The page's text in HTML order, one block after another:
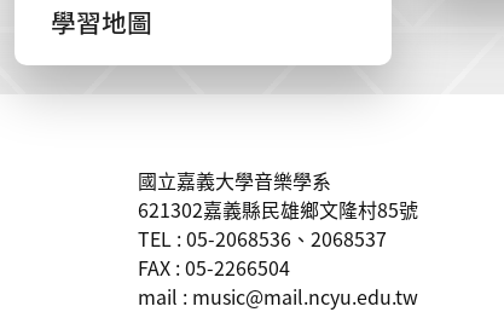
學習地圖
國立嘉義大學音樂學系
621302嘉義縣民雄鄉文隆村85號
TEL : 05-2068536、2068537
FAX : 05-2266504
mail : music@mail.ncyu.edu.tw